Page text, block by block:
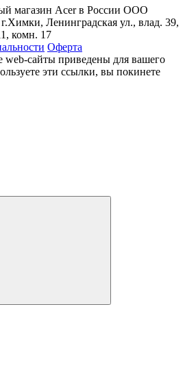
магазин Acer в России ООО
Ленинградская ул., влад. 39,
комн. 17
Оферта
сайты приведены для вашего
эти ссылки, вы покинете